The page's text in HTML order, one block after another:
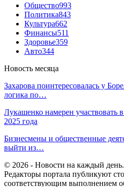
Общество993
Политика843
Культура662
Финансы511
Здоровье359
Авто344
Новость месяца
Захарова поинтересовалась у
логика по…
Лукашенко намерен участвовать
2025 года
Бизнесмены и общественные
выйти из…
© 2026 - Новости на каждый
Редакторы портала публикуют
соответствующим выполнением